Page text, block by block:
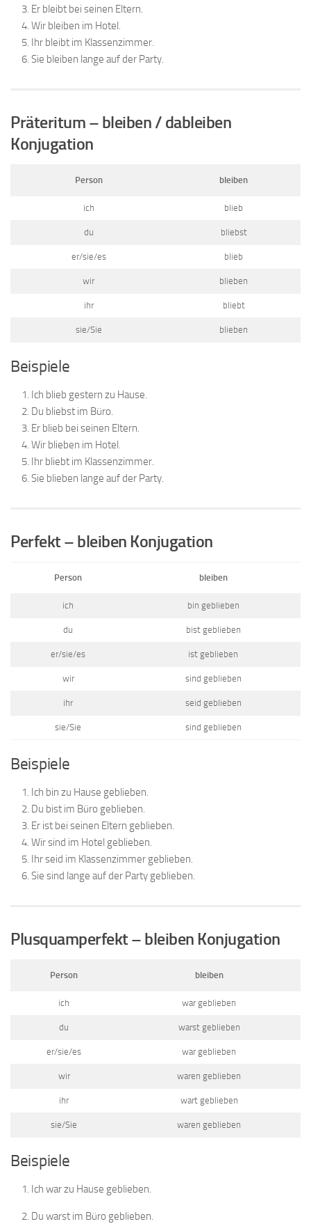
Er bleibt bei seinen Eltern.
Wir bleiben im Hotel.
Ihr bleibt im Klassenzimmer.
Sie bleiben lange auf der Party.
Präteritum – bleiben / dableiben
Konjugation
Person bleiben
ich blieb
du bliebst
er/sie/es blieb
wir blieben
ihr bliebt
sie/Sie blieben
Beispiele
Ich blieb gestern zu Hause.
Du bliebst im Büro.
Er blieb bei seinen Eltern.
Wir blieben im Hotel.
Ihr bliebt im Klassenzimmer.
Sie blieben lange auf der Party.
Perfekt – bleiben Konjugation
Person bleiben
ich bin geblieben
du bist geblieben
er/sie/es ist geblieben
wir sind geblieben
ihr seid geblieben
sie/Sie sind geblieben
Beispiele
Ich bin zu Hause geblieben.
Du bist im Büro geblieben.
Er ist bei seinen Eltern geblieben.
Wir sind im Hotel geblieben.
Ihr seid im Klassenzimmer geblieben.
Sie sind lange auf der Party geblieben.
Plusquamperfekt – bleiben Konjugation
Person bleiben
ich war geblieben
du warst geblieben
er/sie/es war geblieben
wir waren geblieben
ihr wart geblieben
sie/Sie waren geblieben
Beispiele
Ich war zu Hause geblieben.
Du warst im Büro geblieben.